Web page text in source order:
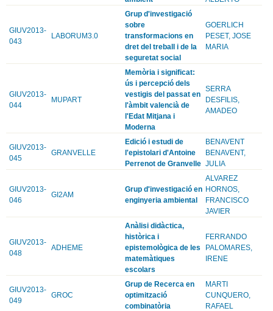
GIUV2013-
043
LABORUM3.0
Grup d'investigació
sobre
transformacions en
dret del treball i de la
seguretat social
GOERLICH
PESET, JOSE
MARIA
GIUV2013-
044
MUPART
Memòria i significat:
ús i percepció dels
vestigis del passat en
l'àmbit valencià de
l'Edat Mitjana i
Moderna
SERRA
DESFILIS,
AMADEO
GIUV2013-
045
GRANVELLE
Edició i estudi de
l'epistolari d'Antoine
Perrenot de Granvelle
BENAVENT
BENAVENT,
JULIA
GIUV2013-
046
GI2AM
Grup d'investigació en
enginyeria ambiental
ALVAREZ
HORNOS,
FRANCISCO
JAVIER
GIUV2013-
048
ADHEME
Anàlisi didàctica,
històrica i
epistemològica de les
matemàtiques
escolars
FERRANDO
PALOMARES,
IRENE
GIUV2013-
049
GROC
Grup de Recerca en
optimització
combinatòria
MARTI
CUNQUERO,
RAFAEL